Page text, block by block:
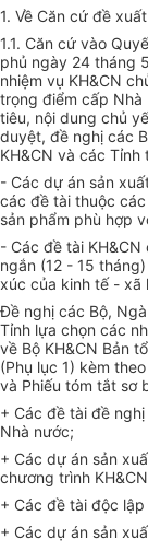
1. Về Căn cứ đề
1.1. Căn cứ vào
phủ ngày 24 tháng
nhiệm vụ KH&CN
trọng điểm cấp
tiêu, nội dung chủ
duyệt, đề nghị các
KH&CN và các
- Các dự án sản
các đề tài thuộc
sản phẩm phù hợp
- Các đề tài
ngắn (12 - 15
xúc của kinh tế - xã
Đề nghị các Bộ,
Tỉnh lựa chọn các
về Bộ KH&CN Bản
(Phụ lục 1) kèm
và Phiếu tóm tắt sơ
+ Các đề tài đề
Nhà nước;
+ Các dự án sản
chương trình
+ Các đề tài độc
+ Các dự án sản